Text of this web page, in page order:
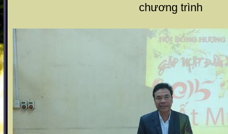
chương trình